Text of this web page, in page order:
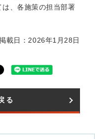
、各施策の担当部署
載日：2026年1月28日
る